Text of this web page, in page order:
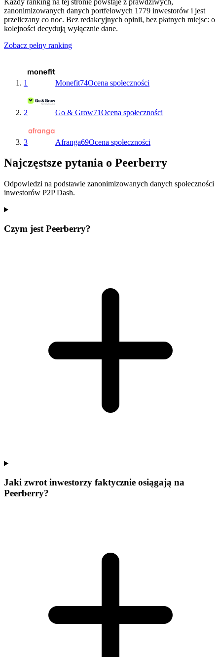
zanonimizowanych danych portfelowych 1779 inwestorów i jest
przeliczany co noc. Bez redakcyjnych opinii, bez płatnych miejsc: o
kolejności decydują wyłącznie dane.
Zobacz pełny ranking
1 Monefit74Ocena społeczności
2 Go & Grow71Ocena społeczności
3 Afranga69Ocena społeczności
Najczęstsze pytania o Peerberry
Odpowiedzi na podstawie zanonimizowanych danych społeczności
inwestorów P2P Dash.
Czym jest Peerberry?
Jaki zwrot inwestorzy faktycznie osiągają na
Peerberry?